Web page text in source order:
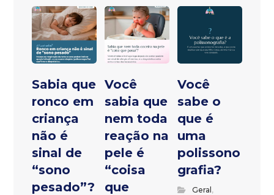
Sabia que
ronco em
criança
não é
sinal de
“sono
pesado”?
Você
sabia que
nem toda
reação na
pele é
“coisa
que
Você
sabe o
que é
uma
polissono
grafia?
Geral,